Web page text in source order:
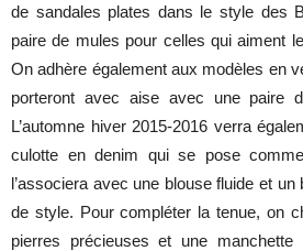
de sandales plates dans le style des
paire de mules pour celles qui aiment
On adhère également aux modèles en
porteront avec aise avec une paire
L’automne hiver 2015-2016 verra
culotte en denim qui se pose
l’associera avec une blouse fluide et
de style. Pour compléter la tenue, on
pierres précieuses et une manchette